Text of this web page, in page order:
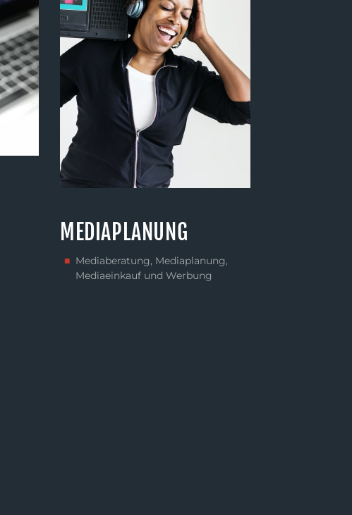
MEDIAPLANUNG
Mediaberatung, Mediaplanung,
Mediaeinkauf und Werbung